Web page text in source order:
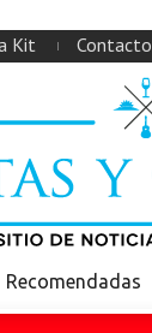
Kit Contacto
Recomendadas